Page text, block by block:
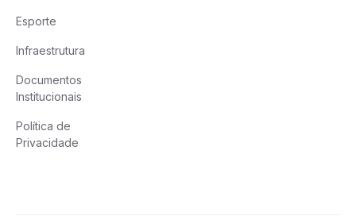
Esporte
Infraestrutura
Documentos
Institucionais
Política de
Privacidade